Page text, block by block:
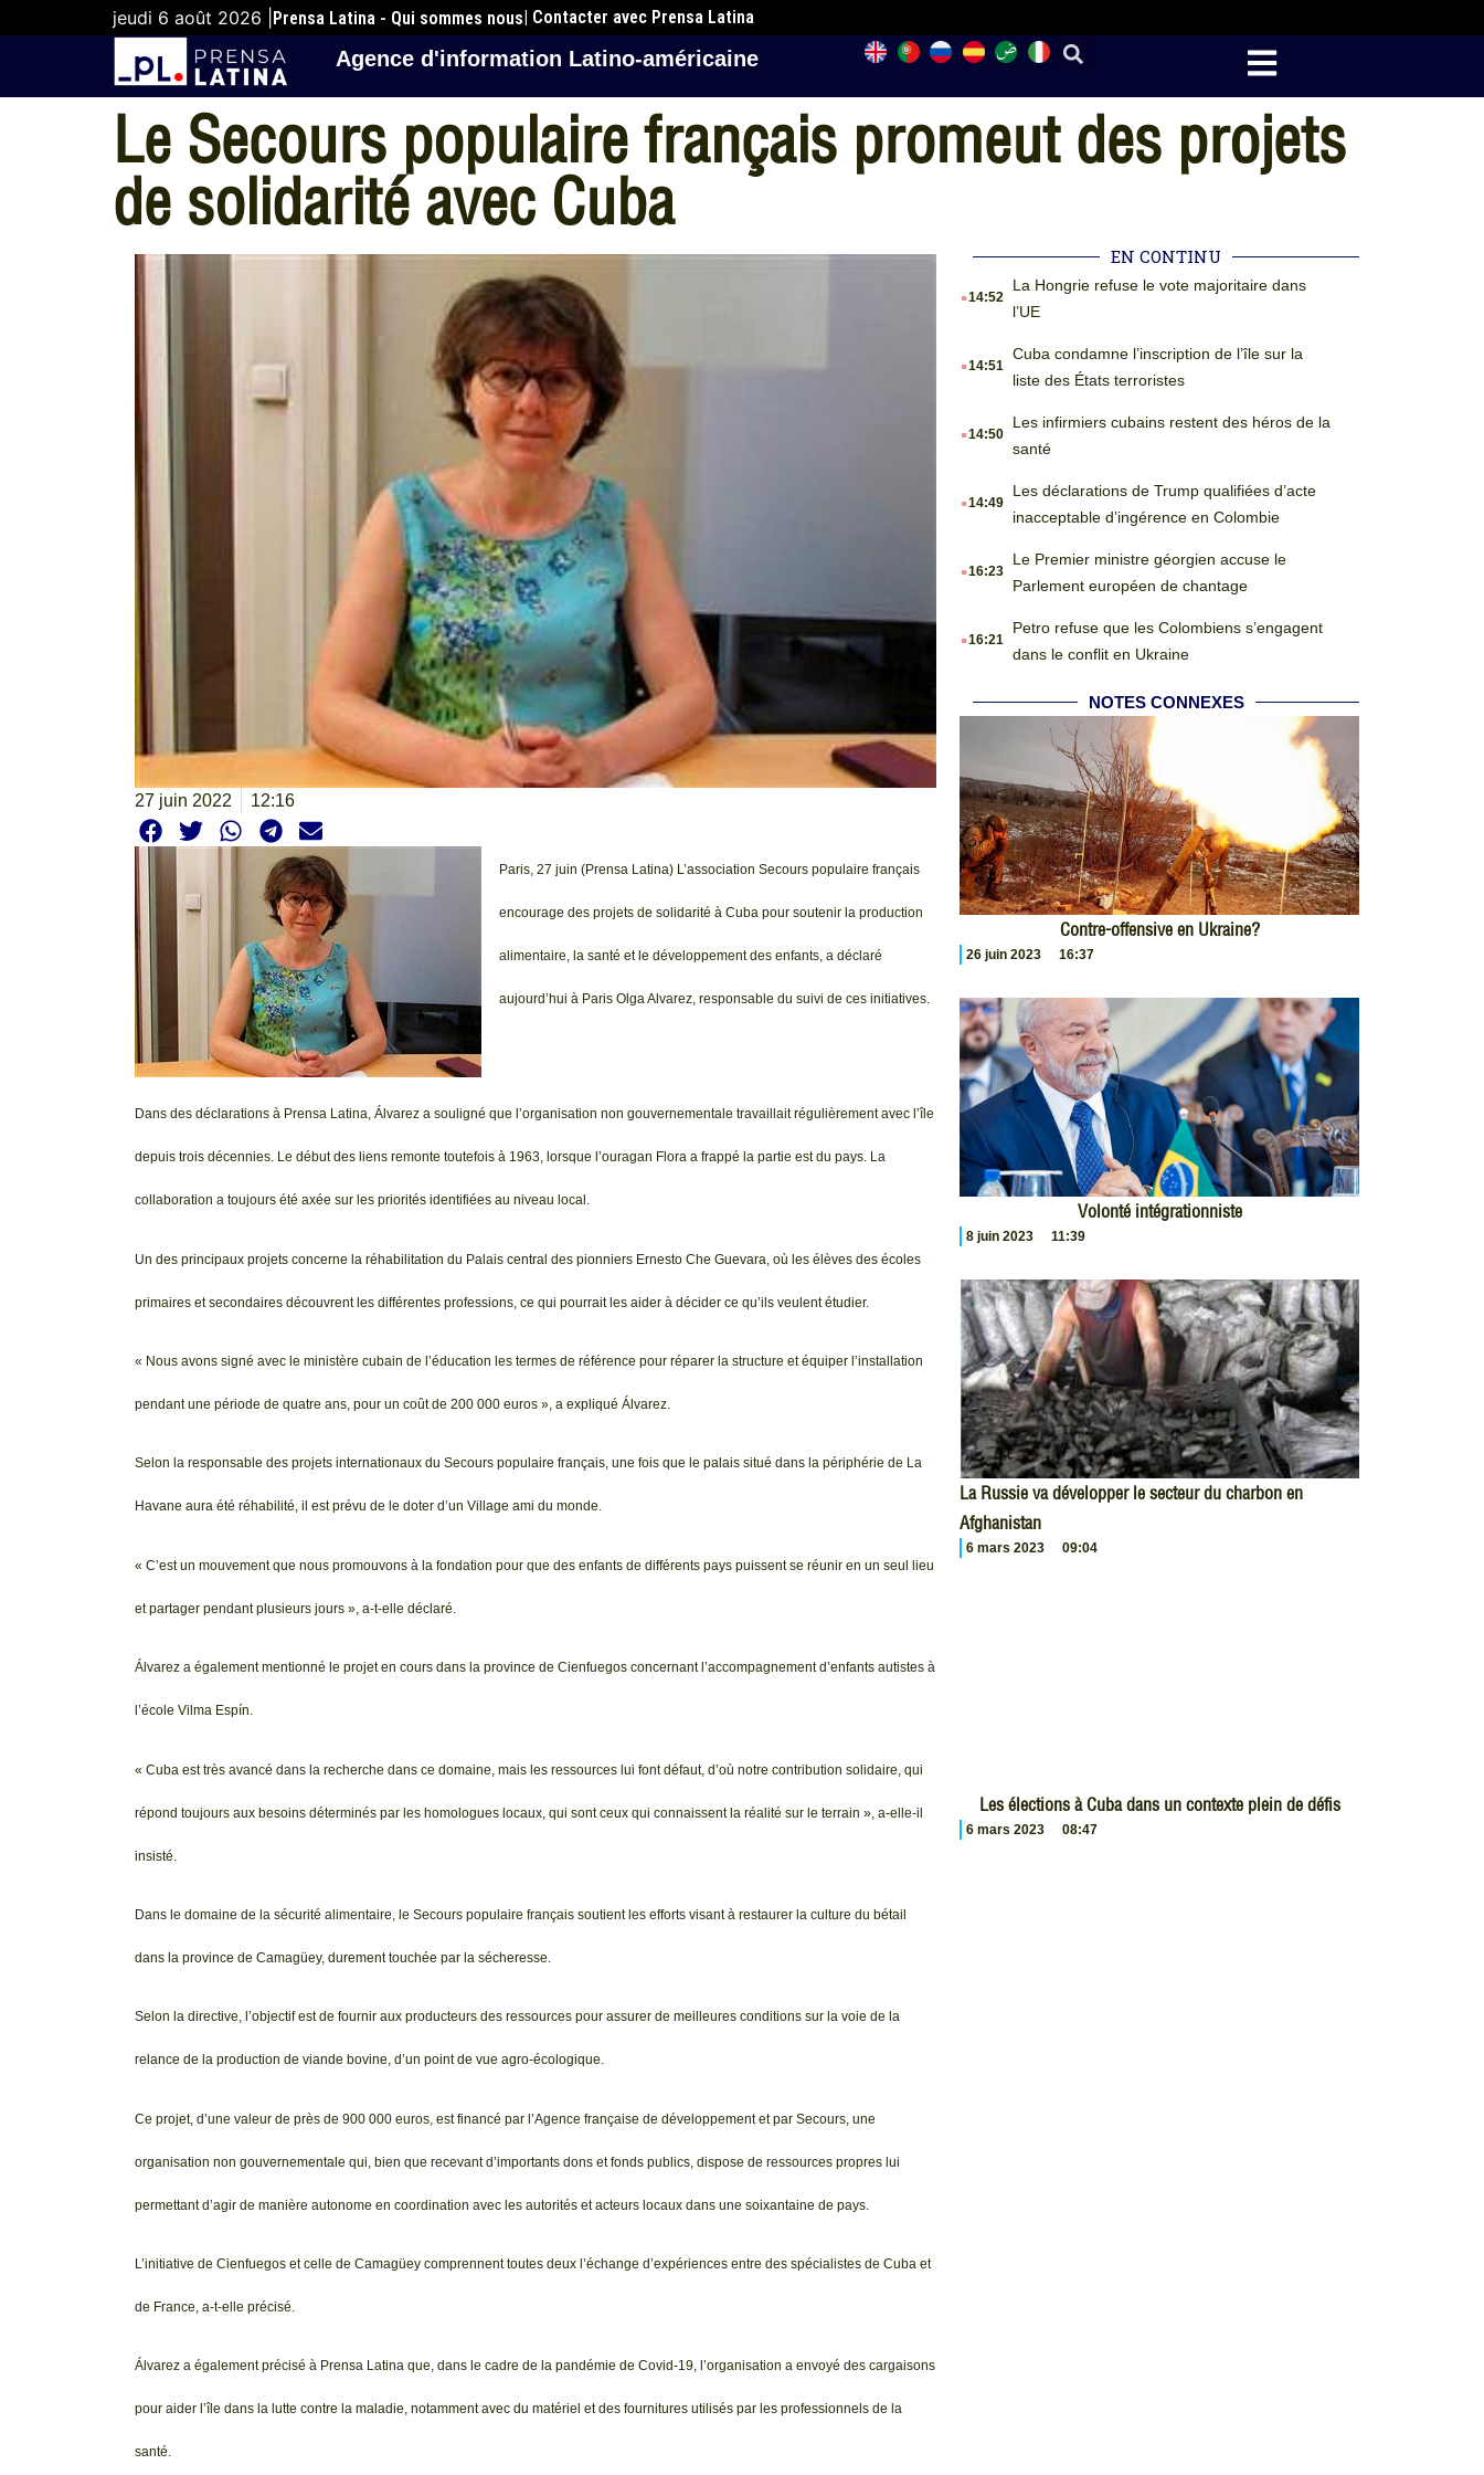
jeudi 6 août 2026 | Prensa Latina - Qui sommes nous| Contacter avec Prensa Latina
Agence d'information Latino-américaine
Le Secours populaire français promeut des projets
de solidarité avec Cuba
27 juin 2022 12:16
Paris, 27 juin (Prensa Latina) L’association Secours populaire français
encourage des projets de solidarité à Cuba pour soutenir la production
alimentaire, la santé et le développement des enfants, a déclaré
aujourd’hui à Paris Olga Alvarez, responsable du suivi de ces initiatives.
Dans des déclarations à Prensa Latina, Álvarez a souligné que l’organisation non gouvernementale travaillait régulièrement avec l’île
depuis trois décennies. Le début des liens remonte toutefois à 1963, lorsque l’ouragan Flora a frappé la partie est du pays. La
collaboration a toujours été axée sur les priorités identifiées au niveau local.
Un des principaux projets concerne la réhabilitation du Palais central des pionniers Ernesto Che Guevara, où les élèves des écoles
primaires et secondaires découvrent les différentes professions, ce qui pourrait les aider à décider ce qu’ils veulent étudier.
« Nous avons signé avec le ministère cubain de l’éducation les termes de référence pour réparer la structure et équiper l’installation
pendant une période de quatre ans, pour un coût de 200 000 euros », a expliqué Álvarez.
Selon la responsable des projets internationaux du Secours populaire français, une fois que le palais situé dans la périphérie de La
Havane aura été réhabilité, il est prévu de le doter d’un Village ami du monde.
« C’est un mouvement que nous promouvons à la fondation pour que des enfants de différents pays puissent se réunir en un seul lieu
et partager pendant plusieurs jours », a-t-elle déclaré.
Álvarez a également mentionné le projet en cours dans la province de Cienfuegos concernant l’accompagnement d’enfants autistes à
l’école Vilma Espín.
« Cuba est très avancé dans la recherche dans ce domaine, mais les ressources lui font défaut, d’où notre contribution solidaire, qui
répond toujours aux besoins déterminés par les homologues locaux, qui sont ceux qui connaissent la réalité sur le terrain », a-elle-il
insisté.
Dans le domaine de la sécurité alimentaire, le Secours populaire français soutient les efforts visant à restaurer la culture du bétail
dans la province de Camagüey, durement touchée par la sécheresse.
Selon la directive, l’objectif est de fournir aux producteurs des ressources pour assurer de meilleures conditions sur la voie de la
relance de la production de viande bovine, d’un point de vue agro-écologique.
Ce projet, d’une valeur de près de 900 000 euros, est financé par l’Agence française de développement et par Secours, une
organisation non gouvernementale qui, bien que recevant d’importants dons et fonds publics, dispose de ressources propres lui
permettant d’agir de manière autonome en coordination avec les autorités et acteurs locaux dans une soixantaine de pays.
L’initiative de Cienfuegos et celle de Camagüey comprennent toutes deux l’échange d’expériences entre des spécialistes de Cuba et
de France, a-t-elle précisé.
Álvarez a également précisé à Prensa Latina que, dans le cadre de la pandémie de Covid-19, l’organisation a envoyé des cargaisons
pour aider l’île dans la lutte contre la maladie, notamment avec du matériel et des fournitures utilisés par les professionnels de la
santé.
EN CONTINU
.14:52
La Hongrie refuse le vote majoritaire dans
l’UE
.14:51
Cuba condamne l’inscription de l’île sur la
liste des États terroristes
.14:50
Les infirmiers cubains restent des héros de la
santé
.14:49
Les déclarations de Trump qualifiées d’acte
inacceptable d’ingérence en Colombie
.16:23
Le Premier ministre géorgien accuse le
Parlement européen de chantage
.16:21
Petro refuse que les Colombiens s’engagent
dans le conflit en Ukraine
NOTES CONNEXES
Contre-offensive en Ukraine?
26 juin 2023 16:37
Volonté intégrationniste
8 juin 2023 11:39
La Russie va développer le secteur du charbon en
Afghanistan
6 mars 2023 09:04
Les élections à Cuba dans un contexte plein de défis
6 mars 2023 08:47